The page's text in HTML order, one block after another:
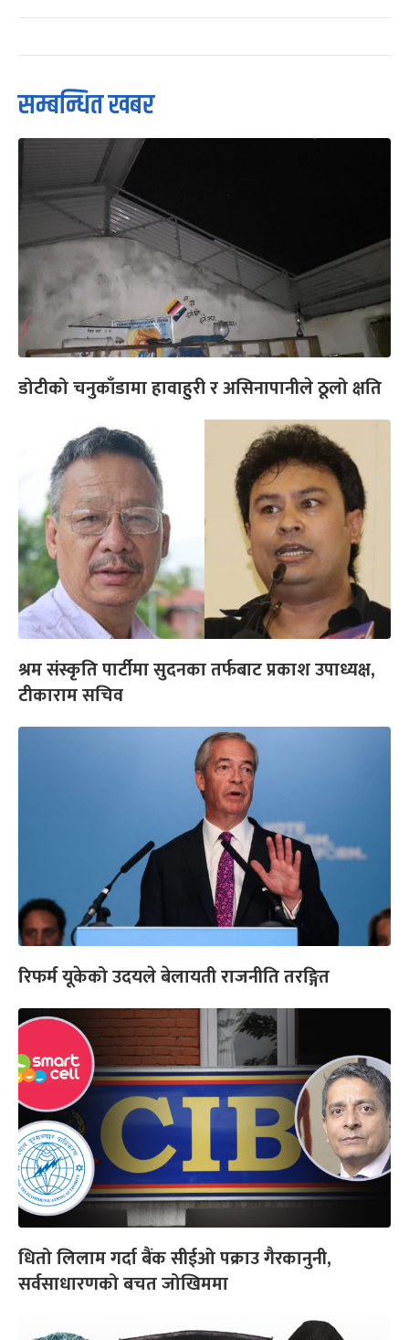
सम्बन्धित खबर
डोटीको चनुकाँडामा हावाहुरी र असिनापानीले ठूलो क्षति
श्रम संस्कृति पार्टीमा सुदनका तर्फबाट प्रकाश उपाध्यक्ष,
टीकाराम सचिव
रिफर्म यूकेको उदयले बेलायती राजनीति तरङ्गित
धितो लिलाम गर्दा बैंक सीईओ पक्राउ गैरकानुनी,
सर्वसाधारणको बचत जोखिममा